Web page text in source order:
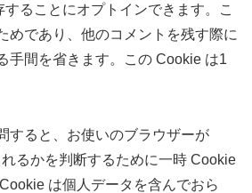
ることにオプトインできます。こ
めであり、他のコメントを残す際に
手間を省きます。この Cookie は1
すると、お使いのブラウザーが
るかを判断するために一時 Cookie
は個人データを含んでおら